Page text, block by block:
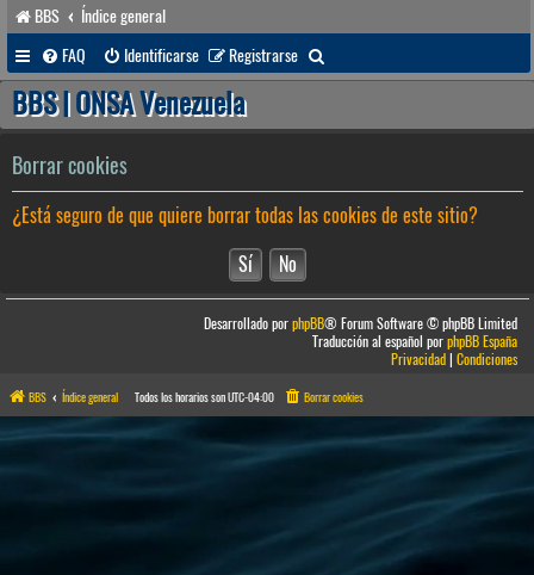
BBS
Índice general
FAQ
Identificarse Registrarse
u
a
r
BBS | ONSA Venezuela
Borrar cookies
¿Está seguro de que quiere borrar todas las cookies de este sitio?
Desarrollado porphpBB® Forum Software © phpBB Limited
Traducción al español porphpBB España
Privacidad|Condiciones
BBS Índice general Todos los horarios sonUTC-04:00 Borrar cookies